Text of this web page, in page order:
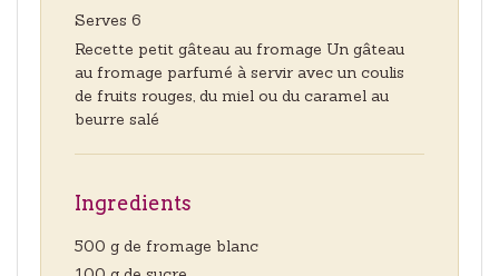
Serves 6
Recette petit gâteau au fromage Un gâteau
au fromage parfumé à servir avec un coulis
de fruits rouges, du miel ou du caramel au
beurre salé
Ingredients
500 g de fromage blanc